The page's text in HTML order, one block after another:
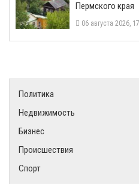
Пермского края
06 августа 2026,
Политика
Недвижимость
Бизнес
Происшествия
Спорт